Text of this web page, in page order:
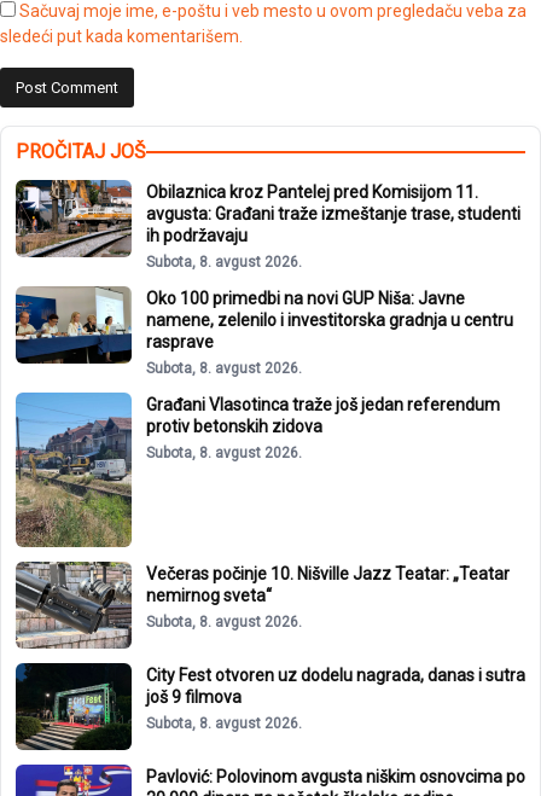
Sačuvaj moje ime, e-poštu i veb mesto u ovom pregledaču veba za
sledeći put kada komentarišem.
PROČITAJ JOŠ
Obilaznica kroz Pantelej pred Komisijom 11.
avgusta: Građani traže izmeštanje trase, studenti
ih podržavaju
Subota, 8. avgust 2026.
Oko 100 primedbi na novi GUP Niša: Javne
namene, zelenilo i investitorska gradnja u centru
rasprave
Subota, 8. avgust 2026.
Građani Vlasotinca traže još jedan referendum
protiv betonskih zidova
Subota, 8. avgust 2026.
Večeras počinje 10. Nišville Jazz Teatar: „Teatar
nemirnog sveta“
Subota, 8. avgust 2026.
City Fest otvoren uz dodelu nagrada, danas i sutra
još 9 filmova
Subota, 8. avgust 2026.
Pavlović: Polovinom avgusta niškim osnovcima po